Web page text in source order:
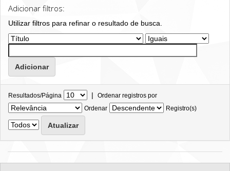
Adicionar filtros:
Utilizar filtros para refinar o resultado de busca.
Resultados/Página | Ordenar registros por
Ordenar
Registro(s)